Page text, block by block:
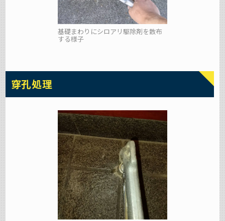
基礎まわりにシロアリ駆除剤を散布
する様子
穿孔処理